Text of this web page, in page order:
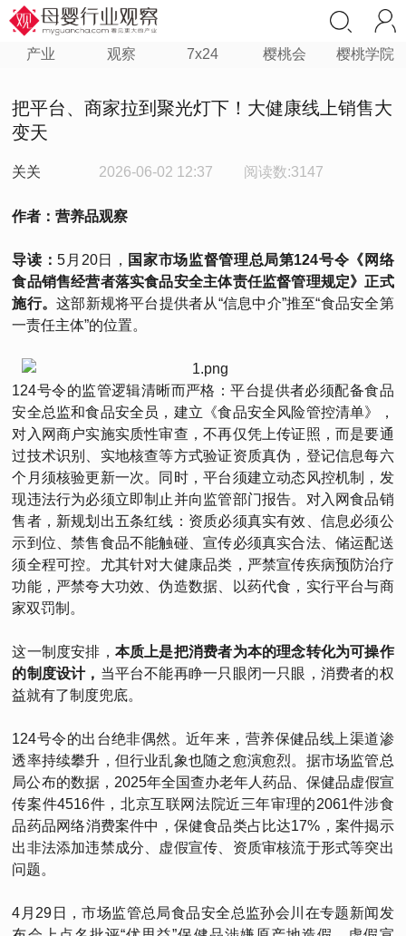
产业 观察 7x24 樱桃会 樱桃学院
把平台、商家拉到聚光灯下！大健康线上销售大
变天
关关 2026-06-02 12:37 阅读数:3147
作者：营养品观察
导读：5月20日， 国家市场监督管理总局第124号令《网络
食品销售经营者落实食品安全主体责任监督管理规定》正式
施行。这部新规将平台提供者从“信息中介”推至“食品安全第
一责任主体”的位置。
124号令的监管逻辑清晰而严格：平台提供者必须配备食品
安全总监和食品安全员，建立《食品安全风险管控清单》，
对入网商户实施实质性审查，不再仅凭上传证照，而是要通
过技术识别、实地核查等方式验证资质真伪，登记信息每六
个月须核验更新一次。同时，平台须建立动态风控机制，发
现违法行为必须立即制止并向监管部门报告。对入网食品销
售者，新规划出五条红线：资质必须真实有效、信息必须公
示到位、禁售食品不能触碰、宣传必须真实合法、储运配送
须全程可控。尤其针对大健康品类，严禁宣传疾病预防治疗
功能，严禁夸大功效、伪造数据、以药代食，实行平台与商
家双罚制。
这一制度安排， 本质上是把消费者为本的理念转化为可操作
的制度设计， 当平台不能再睁一只眼闭一只眼，消费者的权
益就有了制度兜底。
124号令的出台绝非偶然。近年来，营养保健品线上渠道渗
透率持续攀升，但行业乱象也随之愈演愈烈。据市场监管总
局公布的数据，2025年全国查办老年人药品、保健品虚假宣
传案件4516件，北京互联网法院近三年审理的2061件涉食
品药品网络消费案件中，保健食品类占比达17%，案件揭示
出非法添加违禁成分、虚假宣传、资质审核流于形式等突出
问题。
4月29日，市场监管总局食品安全总监孙会川在专题新闻发